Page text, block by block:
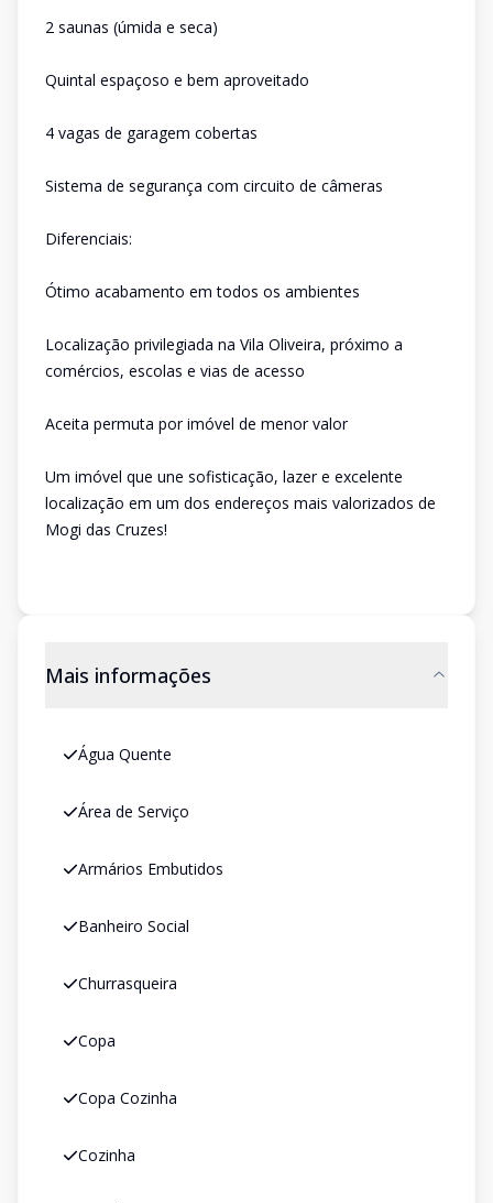
2 saunas (úmida e seca)
Quintal espaçoso e bem aproveitado
4 vagas de garagem cobertas
Sistema de segurança com circuito de câmeras
Diferenciais:
Ótimo acabamento em todos os ambientes
Localização privilegiada na Vila Oliveira, próximo a
comércios, escolas e vias de acesso
Aceita permuta por imóvel de menor valor
Um imóvel que une sofisticação, lazer e excelente
localização em um dos endereços mais valorizados de
Mogi das Cruzes!
Mais informações
Água Quente
Área de Serviço
Armários Embutidos
Banheiro Social
Churrasqueira
Copa
Copa Cozinha
Cozinha